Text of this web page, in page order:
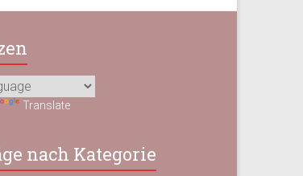
Translate
nach Kategorie